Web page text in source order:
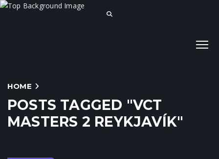
HOME
POSTS TAGGED "VCT
MASTERS 2 REYKJAVÍK"